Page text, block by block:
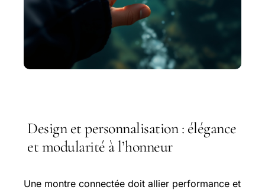
Design et personnalisation : élégance
et modularité à l’honneur
Une montre connectée doit allier performance et